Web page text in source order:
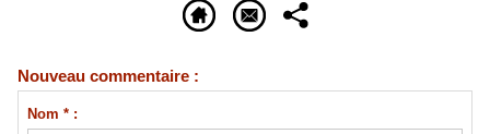
Nouveau commentaire :
Nom * :